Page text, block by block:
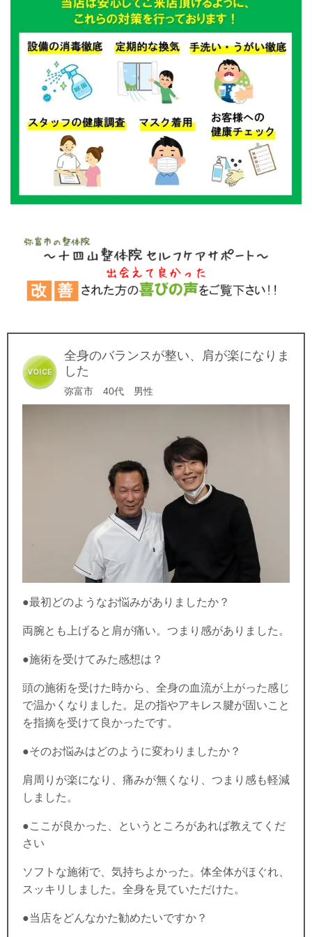
全身のバランスが整い、肩が楽になりま
した
弥富市 40代 男性
●最初どのようなお悩みがありましたか？
両腕とも上げると肩が痛い。つまり感がありました。
●施術を受けてみた感想は？
頭の施術を受けた時から、全身の血流が上がった感じ
で温かくなりました。足の指やアキレス腱が固いこと
を指摘を受けて良かったです。
●そのお悩みはどのように変わりましたか？
肩周りが楽になり、痛みが無くなり、つまり感も軽減
しました。
●ここが良かった、というところがあれば教えてくだ
さい
ソフトな施術で、気持ちよかった。体全体がほぐれ、
スッキリしました。全身を見ていただけた。
●当店をどんなかた勧めたいですか？